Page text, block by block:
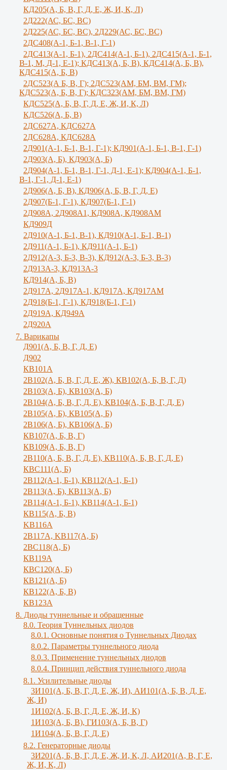
КД205(А, Б, В, Г, Д, Е, Ж, И, К, Л)
2Д222(АС, БС, ВС)
2Д225(АС, БС, ВС), 2Д229(АС, БС, ВС)
2ДС408(А-1, Б-1, В-1, Г-1)
2ДС413(А-1, Б-1), 2ДС414(А-1, Б-1), 2ДС415(А-1, Б-1,
В-1, М, Д-1, Е-1); КДС413(А, Б, В), КДС414(А, Б, В),
КДС415(А, Б, В)
2ДС523(А Б, В, Г); 2ДС523(АМ, БМ, ВМ, ГМ);
КДС523(А, Б, В, Г); КДС323(АМ, БМ, ВМ, ГМ)
КДС525(А, Б, В, Г, Д, Е, Ж, И, К, Л)
КДС526(А, Б, В)
2ДС627А, КДС627А
2ДС628А, КДС628А
2Д901(А-1, Б-1, В-1, Г-1); КД901(А-1, Б-1, В-1, Г-1)
2Д903(А, Б), КД903(А, Б)
2Д904(А-1, Б-1, В-1, Г-1, Д-1, Е-1); КД904(А-1, Б-1,
В-1, Г-1, Д-1, Е-1)
2Д906(А, Б, В), КД906(А, Б, В, Г, Д, Е)
2Д907(Б-1, Г-1), КД907(Б-1, Г-1)
2Д908А, 2Д908А1, КД908А, КД908АМ
КД909Д
2Д910(А-1, Б-1, В-1), КД910(А-1, Б-1, В-1)
2Д911(А-1, Б-1), КД911(А-1, Б-1)
2Д912(А-3, Б-3, В-3), КД912(А-3, Б-3, В-3)
2Д913А-3, КД913А-3
КД914(А, Б, В)
2Д917А, 2Д917A-1, КД917А, КД917АМ
2Д918(Б-1, Г-1), КД918(Б-1, Г-1)
2Д919А, КД949А
2Д920А
7. Варикапы
Д901(А, Б, В, Г, Д, Е)
Д902
КВ101А
2В102(А, Б, В, Г, Д, Е, Ж), КВ102(А, Б, В, Г, Д)
2В103(А, Б), КВ103(А, Б)
2В104(А, Б, В, Г, Д, Е), КВ104(А, Б, B, Г, Д, E)
2В105(А, Б), КВ105(А, Б)
2В106(А, Б), КВ106(А, Б)
КВ107(А, Б, В, Г)
КВ109(А, Б, В, Г)
2В110(А, Б, В, Г, Д, Е), КВ110(А, Б, B, Г, Д, E)
КВС111(А, Б)
2В112(А-1, Б-1), КВ112(А-1, Б-1)
2В113(А, Б), КВ113(А, Б)
2В114(А-1, Б-1), КВ114(А-1, Б-1)
КВ115(А, Б, В)
KB116A
2В117А, KB117(A, Б)
2ВС118(А, Б)
КВ119А
КВС120(А, Б)
КВ121(А, Б)
КВ122(А, Б, В)
КВ123А
8. Диоды туннельные и обращенные
8.0. Теория Туннельных диодов
8.0.1. Основные понятия о Туннельных Диодах
8.0.2. Параметры туннельного диода
8.0.3. Применение туннельных диодов
8.0.4. Принцип действия туннельного диода
8.1. Усилительные диоды
3И101(А, Б, В, Г, Д, Е, Ж, И), АИ101(А, Б, В, Д, Е,
Ж, И)
1И102(А, Б, В, Г, Д, Е, Ж, И, К)
1И103(А, Б, В), ГИ103(А, Б, В, Г)
1И104(А, Б, В, Г, Д, Е)
8.2. Генераторные диоды
3И201(А, Б, В, Г, Д, Е, Ж, И, К, Л, АИ201(А, В, Г, Е,
Ж, И, К, Л)